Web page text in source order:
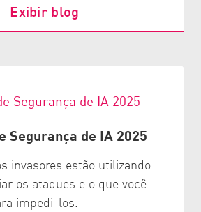
Exibir blog
Segurança de IA 2025
invasores estão utilizando
os ataques e o que você
impedi-los.